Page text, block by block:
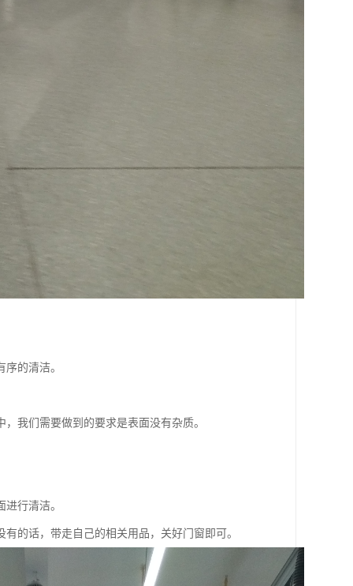
的清洁。
我们需要做到的要求是表面没有杂质。
行清洁。
的话，带走自己的相关用品，关好门窗即可。